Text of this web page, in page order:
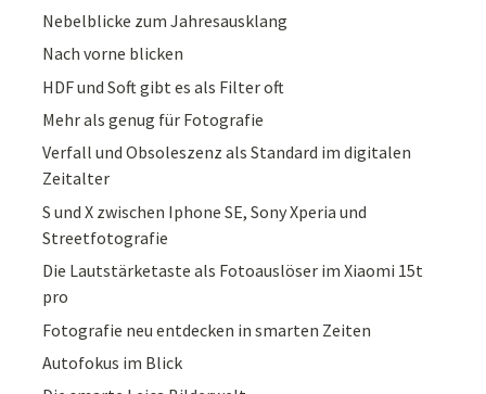
Nebelblicke zum Jahresausklang
Nach vorne blicken
HDF und Soft gibt es als Filter oft
Mehr als genug für Fotografie
Verfall und Obsoleszenz als Standard im digitalen
Zeitalter
S und X zwischen Iphone SE, Sony Xperia und
Streetfotografie
Die Lautstärketaste als Fotoauslöser im Xiaomi 15t
pro
Fotografie neu entdecken in smarten Zeiten
Autofokus im Blick